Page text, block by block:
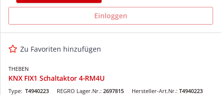
Einloggen
Zu Favoriten hinzufügen
THEBEN
KNX FIX1 Schaltaktor 4-RM4U
REGRO Lager.Nr.: 2697815
Type: T4940223 Hersteller-Art.Nr.: T4940223